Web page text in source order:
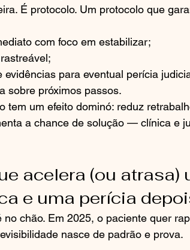
É protocolo. Um protocolo que
com foco em estabilizar;
evidências para eventual perícia
sobre próximos passos.
tem um efeito dominó: reduz
a chance de solução — clínica e
acelera (ou atrasa)
e uma perícia
no chão. Em 2025, o paciente quer
nasce de padrão e prova.